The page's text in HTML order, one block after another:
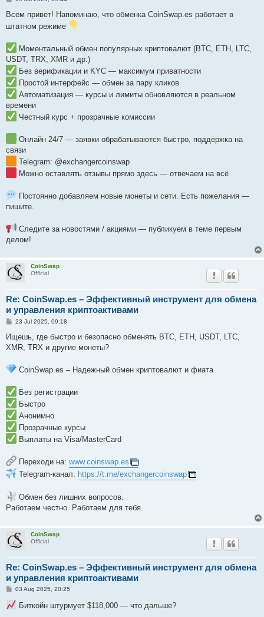
s
Всем привет! Напоминаю, что обменка CoinSwap.es работает в
штатном режиме
Моментальный обмен популярных криптовалют (BTC, ETH, LTC,
USDT, TRX, XMR и др.)
Без верификации и KYC — максимум приватности
Простой интерфейс — обмен за пару кликов
Автоматизация — курсы и лимиты обновляются в реальном
времени
Честный курс + прозрачные комиссии
Онлайн 24/7 — заявки обрабатываются быстро, поддержка на
связи
Telegram: @exchangercoinswap
Можно оставлять отзывы прямо здесь — отвечаем на всё
Постоянно добавляем новые монеты и сети. Есть пожелания —
пишите.
Следите за новостями / акциями — публикуем в теме первым
делом!
CoinSwap
Official
Re: CoinSwap.es – Эффективный инструмент для обмена
и управления криптоактивами
P
s
23 Jul 2025, 09:18
Ищешь, где быстро и безопасно обменять BTC, ETH, USDT, LTC,
XMR, TRX и другие монеты?
CoinSwap.es – Надежный обмен криптовалют и фиата
Без регистрации
Быстро
Анонимно
Прозрачные курсы
Выплаты на Visa/MasterCard
Переходи на: www.coinswap.es
Telegram-канал: https://t.me/exchangercoinswap
Обмен без лишних вопросов.
Работаем честно. Работаем для тебя.
CoinSwap
Official
Re: CoinSwap.es – Эффективный инструмент для обмена
и управления криптоактивами
P
s
03 Aug 2025, 20:25
Биткойн штурмует $118,000 — что дальше?